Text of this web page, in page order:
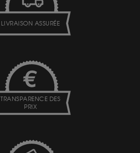
LIVRAISON ASSURÉE
TRANSPARENCE DES
PRIX